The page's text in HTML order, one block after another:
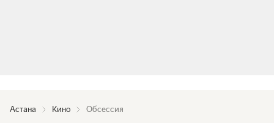
Астана Кино Обсессия